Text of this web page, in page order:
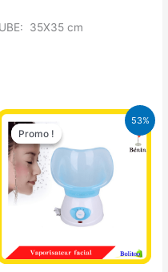
35X35 cm
53%
Promo !
Promo !
Le
prix
initial
était :
18.000 CFA.
Le
est :
8.500 CFA.